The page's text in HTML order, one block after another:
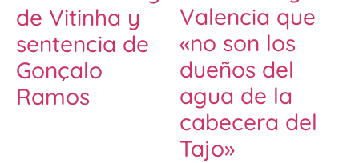
de Vitinha y
sentencia de
Gonçalo
Ramos
Valencia que
«no son los
dueños del
agua de la
cabecera del
Tajo»